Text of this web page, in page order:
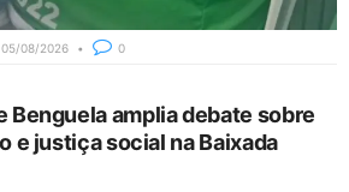
05/08/2026 0
Benguela amplia debate sobre
e justiça social na Baixada